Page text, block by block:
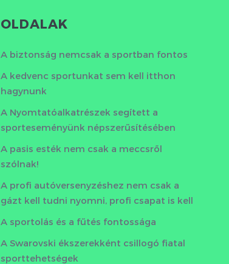
OLDALAK
A biztonság nemcsak a sportban fontos
A kedvenc sportunkat sem kell itthon
hagynunk
A Nyomtatóalkatrészek segített a
sporteseményünk népszerűsítésében
A pasis esték nem csak a meccsről
szólnak!
A profi autóversenyzéshez nem csak a
gázt kell tudni nyomni, profi csapat is kell
A sportolás és a fűtés fontossága
A Swarovski ékszerekként csillogó fiatal
sporttehetségek